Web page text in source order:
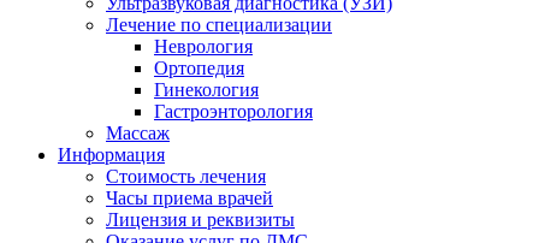
Лечение по специализации
Неврология
Ортопедия
Гинекология
Гастроэнторология
Массаж
Информация
Стоимость лечения
Часы приема врачей
Лицензия и реквизиты